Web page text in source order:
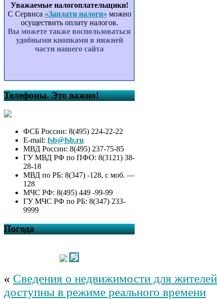
Уважаемые налогоплательщики!
С Сервиса «Заплати налоги» можно
осуществить оплату налогов.
Вы можете также воспользоваться
удобными кнопками в нижней
части нашего сайта
Телефоны. Это важно!
ФСБ России: 8(495) 224-22-22
E-mail: fsb@fsb.ru
МВД России: 8(495) 237-75-85
ГУ МВД РФ по ПФО: 8(3121) 38-
28-18
МВД по РБ: 8(347) -128, с моб. —
128
МЧС РФ: 8(495) 449 -99-99
ГУ МЧС РФ по РБ: 8(347) 233-
9999
Погода
« Сведения о недвижимости для
доступны в режиме реального времени